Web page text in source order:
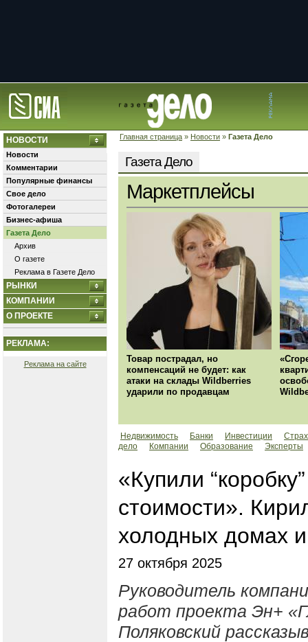
Главная страница » Новости » Газета Дело
НОВОСТИ
Новости
Комментарии
Популярные финансы
Свое дело
Фотогалереи
Бизнес-афиша
Газета Дело
Архив
О газете
Реклама в Газете Дело
РЫНКИ
КОМПАНИИ
О ПРОЕКТЕ
РЕКЛАМА:
Реклама на сайте
Газета Дело
Маркетплейсы
Товар пострадал, но
компенсаций не будет: как
атаки на склады Wildberries
ударили по продавцам
Недвижимость Банки Инвестиции
дело
Компании Образование Эксперты
«Купили
стоимости».
холодных домах
27 октября 2025
Руководитель
работ проекта Эн+
Поляковский